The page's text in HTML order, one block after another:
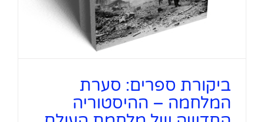
ביקורת ספרים: סערת
המלחמה – ההיסטוריה